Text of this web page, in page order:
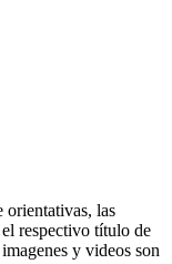
orientativas, las
el respectivo título de
y videos son